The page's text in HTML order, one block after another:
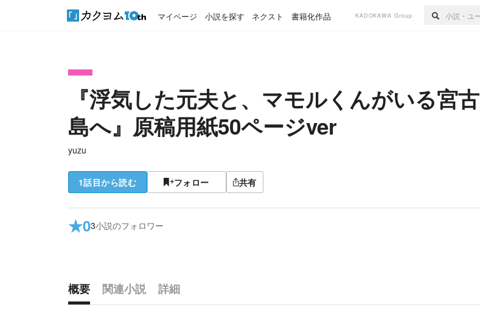
マイページ 小説を探す ネクスト 書籍化作品 KADOKAWA Group
『浮気した元夫と、マモルくんがいる宮古
島へ』原稿用紙50ページver
yuzu
1話目から読む フォロー 共有
★03小説のフォロワー
概要 関連小説
詳細